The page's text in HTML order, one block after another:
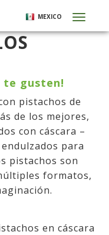
MEXICO
te gusten!
pistachos de
de los mejores,
con cáscara –
para
pistachos son
formatos,
en cáscara